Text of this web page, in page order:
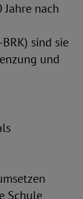
Jahre nach
sind sie
und
Schule